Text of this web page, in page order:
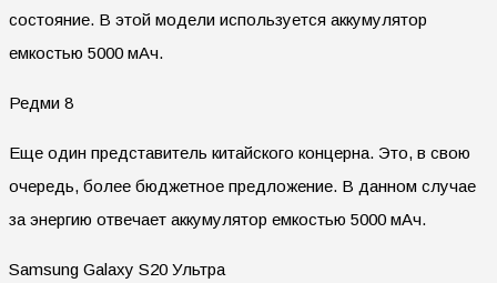
состояние. В этой модели используется аккумулятор
емкостью 5000 мАч.
Редми 8
Еще один представитель китайского концерна. Это, в свою
очередь, более бюджетное предложение. В данном случае
за энергию отвечает аккумулятор емкостью 5000 мАч.
Samsung Galaxy S20 Ультра